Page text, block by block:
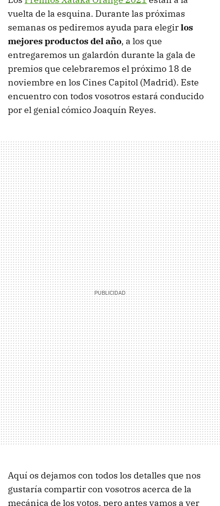
vuelta de la esquina. Durante las próximas
semanas os pediremos ayuda para elegirlos
mejores productos del año, a los que
entregaremos un galardón durante la gala de
premios que celebraremos el próximo 18 de
noviembre en los Cines Capitol (Madrid). Este
encuentro con todos vosotros estará conducido
por el genial cómico Joaquín Reyes.
Aquí os dejamos con todos los detalles que nos
gustaría compartir con vosotros acerca de la
mecánica de los votos, pero antes vamos a ver